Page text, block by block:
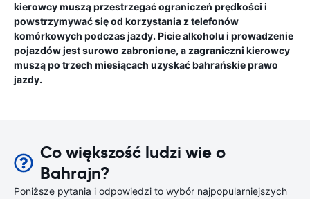
kierowcy muszą przestrzegać ograniczeń prędkości i
powstrzymywać się od korzystania z telefonów
komórkowych podczas jazdy. Picie alkoholu i prowadzenie
pojazdów jest surowo zabronione, a zagraniczni kierowcy
muszą po trzech miesiącach uzyskać bahrańskie prawo
jazdy.
Co większość ludzi wie o
Bahrajn?
Poniższe pytania i odpowiedzi to wybór najpopularniejszych